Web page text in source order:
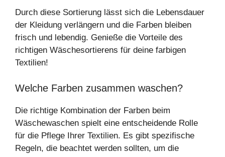
Durch diese Sortierung lässt sich die Lebensdauer
der Kleidung verlängern und die Farben bleiben
frisch und lebendig. Genieße die Vorteile des
richtigen Wäschesortierens für deine farbigen
Textilien!
Welche Farben zusammen waschen?
Die richtige Kombination der Farben beim
Wäschewaschen spielt eine entscheidende Rolle
für die Pflege Ihrer Textilien. Es gibt spezifische
Regeln, die beachtet werden sollten, um die